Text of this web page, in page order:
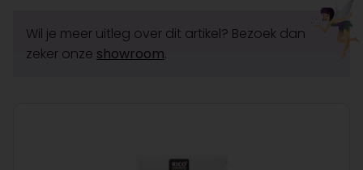
Wil je meer uitleg over dit artikel? Bezoek dan
zeker onze showroom.